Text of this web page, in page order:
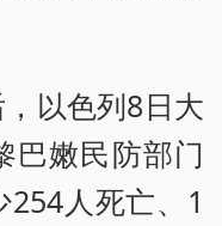
以色列8日大
巴嫩民防部门
人死亡、1